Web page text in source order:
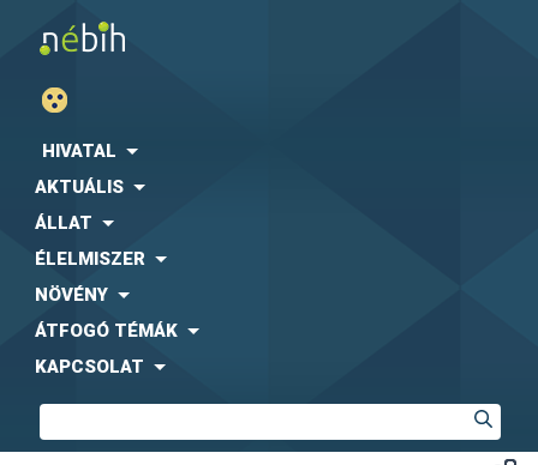
HIVATAL
AKTUÁLIS
ÁLLAT
ÉLELMISZER
NÖVÉNY
ÁTFOGÓ TÉMÁK
KAPCSOLAT